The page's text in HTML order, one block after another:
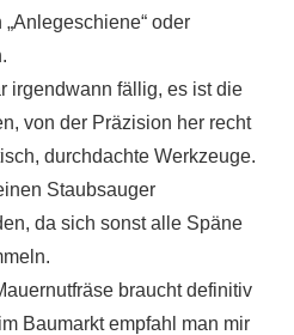
oder
irgendwann fällig, es ist die
von der Präzision her recht
durchdachte Werkzeuge.
Staubsauger
da sich sonst alle Späne
braucht definitiv
Baumarkt empfahl man mir